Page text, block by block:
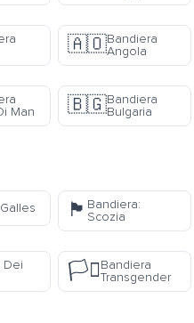
🇦🇴Bandiera
Angola
Man
🇧🇬Bandiera
Bulgaria
🏴󠁧󠁢󠁳󠁣󠁴󠁿 Bandiera:
Scozia
Dei
🏳️‍⚧️Bandiera
Transgender